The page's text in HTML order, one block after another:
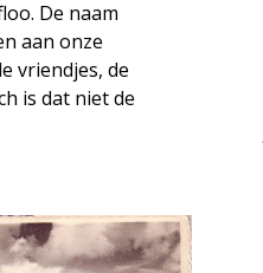
De naam
aan onze
vriendjes, de
is dat niet de